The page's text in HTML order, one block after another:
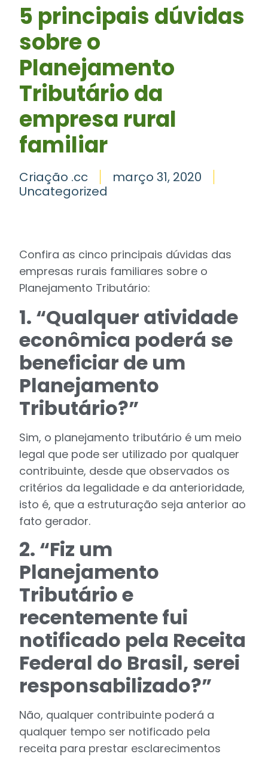
5 principais dúvidas
sobre o
Planejamento
Tributário da
empresa rural
familiar
Criação .cc
março 31, 2020
Uncategorized
Confira as cinco principais dúvidas das
empresas rurais familiares sobre o
Planejamento Tributário:
1. “Qualquer atividade
econômica poderá se
beneficiar de um
Planejamento
Tributário?”
Sim, o planejamento tributário é um meio
legal que pode ser utilizado por qualquer
contribuinte, desde que observados os
critérios da legalidade e da anterioridade,
isto é, que a estruturação seja anterior ao
fato gerador.
2. “Fiz um
Planejamento
Tributário e
recentemente fui
notificado pela Receita
Federal do Brasil, serei
responsabilizado?”
Não, qualquer contribuinte poderá a
qualquer tempo ser notificado pela
receita para prestar esclarecimentos